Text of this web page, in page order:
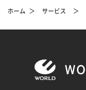
ホーム ＞ サービス ＞